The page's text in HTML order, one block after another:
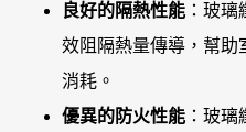
良好的隔熱性能 ：玻
效阻隔熱量傳導，幫助
消耗。
優異的防火性能 ：玻